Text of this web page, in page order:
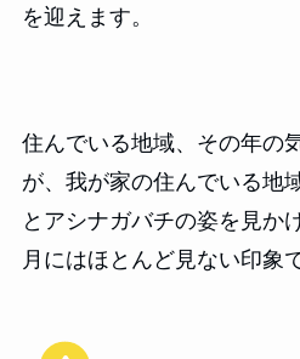
を迎えます。
住んでいる地域、その年の
が、我が家の住んでいる地
とアシナガバチの姿を見か
月にはほとんど見ない印象